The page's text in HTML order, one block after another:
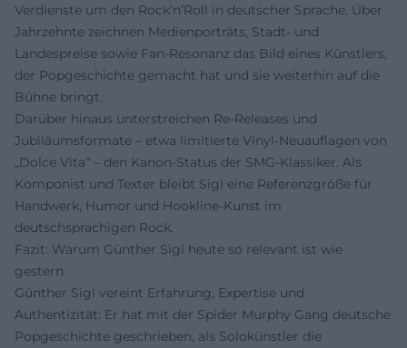
Verdienste um den Rock’n’Roll in deutscher Sprache. Über
Jahrzehnte zeichnen Medienporträts, Stadt- und
Landespreise sowie Fan-Resonanz das Bild eines Künstlers,
der Popgeschichte gemacht hat und sie weiterhin auf die
Bühne bringt.
Darüber hinaus unterstreichen Re-Releases und
Jubiläumsformate – etwa limitierte Vinyl-Neuauflagen von
„Dolce Vita“ – den Kanon-Status der SMG-Klassiker. Als
Komponist und Texter bleibt Sigl eine Referenzgröße für
Handwerk, Humor und Hookline-Kunst im
deutschsprachigen Rock.
Fazit: Warum Günther Sigl heute so relevant ist wie
gestern
Günther Sigl vereint Erfahrung, Expertise und
Authentizität: Er hat mit der Spider Murphy Gang deutsche
Popgeschichte geschrieben, als Solokünstler die